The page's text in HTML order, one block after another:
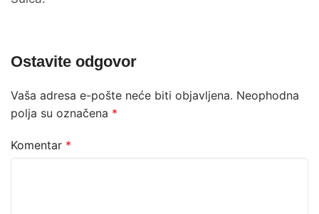
Ostavite odgovor
Vaša adresa e-pošte neće biti objavljena. Neophodna
polja su označena *
Komentar *